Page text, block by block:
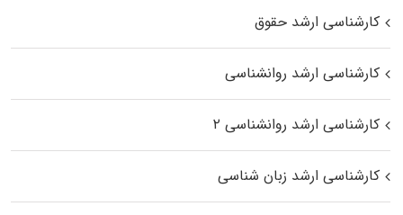
کارشناسی ارشد حقوق
کارشناسی ارشد روانشناسی
کارشناسی ارشد روانشناسی ۲
کارشناسی ارشد زبان شناسی